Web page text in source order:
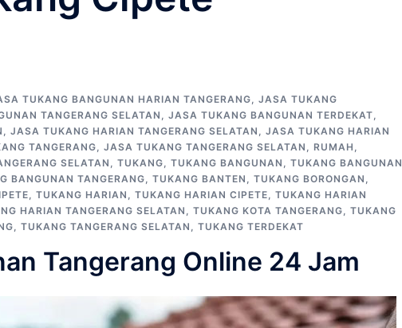
TUKANG BANGUNAN HARIAN TANGERANG, JASA TUKANG
TANGERANG SELATAN , JASA TUKANG BANGUNAN TERDEKAT,
, JASA TUKANG HARIAN TANGERANG SELATAN , JASA TUKANG HARIAN
TANGERANG, JASA TUKANG TANGERANG SELATAN , RUMAH ,
SELATAN , TUKANG, TUKANG BANGUNAN , TUKANG BANGUNAN
BANGUNAN TANGERANG, TUKANG BANTEN , TUKANG BORONGAN ,
, TUKANG HARIAN , TUKANG HARIAN CIPETE, TUKANG HARIAN
HARIAN TANGERANG SELATAN , TUKANG KOTA TANGERANG, TUKANG
, TUKANG TANGERANG SELATAN , TUKANG TERDEKAT
Tangerang Online 24 Jam